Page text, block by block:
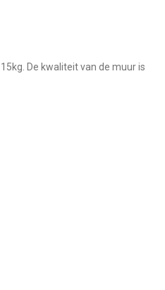
De kwaliteit van de muur is